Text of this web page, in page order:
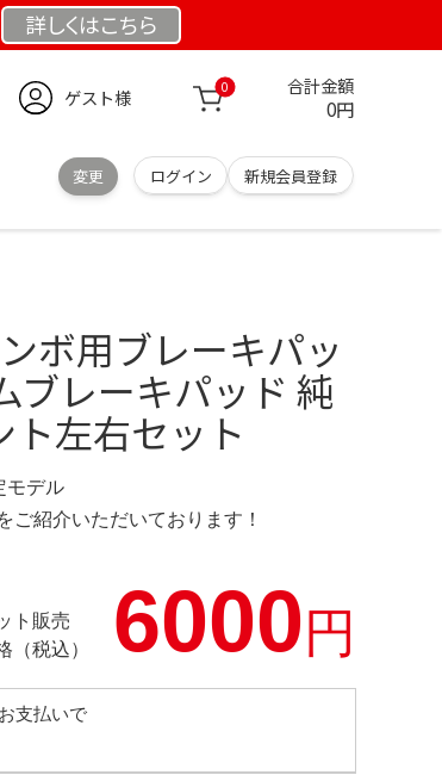
詳しくはこちら
ゲスト様 0 合計金額
0円
変更 ログイン 新規会員登録
ボ用ブレーキパッ
ブレーキパッド 純
ト左右セット
モデル
ご紹介いただいております！
ト販売
（税込）
6000円
支払いで